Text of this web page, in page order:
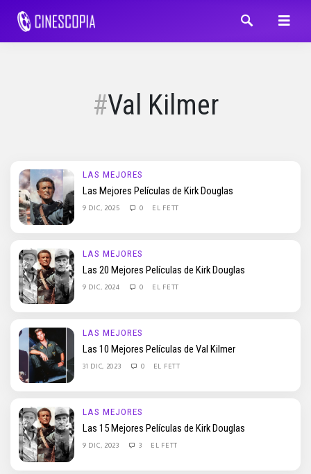
Val Kilmer
LAS MEJORES
Las Mejores Películas de Kirk Douglas
9 DIC, 2025 0 EL FETT
LAS MEJORES
Las 20 Mejores Películas de Kirk Douglas
9 DIC, 2024 0 EL FETT
LAS MEJORES
Las 10 Mejores Películas de Val Kilmer
31 DIC, 2023 0 EL FETT
LAS MEJORES
Las 15 Mejores Películas de Kirk Douglas
9 DIC, 2023 3 EL FETT